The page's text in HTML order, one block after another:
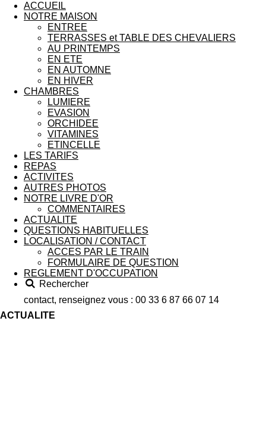
ACCUEIL
NOTRE MAISON
ENTREE
TERRASSES et TABLE DES CHEVALIERS
AU PRINTEMPS
EN ETE
EN AUTOMNE
EN HIVER
CHAMBRES
LUMIERE
EVASION
ORCHIDEE
VITAMINES
ETINCELLE
LES TARIFS
REPAS
ACTIVITES
AUTRES PHOTOS
NOTRE LIVRE D'OR
COMMENTAIRES
ACTUALITE
QUESTIONS HABITUELLES
LOCALISATION / CONTACT
ACCES PAR LE TRAIN
FORMULAIRE DE QUESTION
REGLEMENT D'OCCUPATION
Rechercher
contact, renseignez vous : 00 33 6 87 66 07 14
ACTUALITE